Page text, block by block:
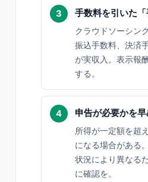
手数料を引いた
クラウドソーシン
振込手数料、決済
が実収入。表示報
する。
申告が必要かを
所得が一定額を超
になる場合がある
状況により異なる
に確認を。